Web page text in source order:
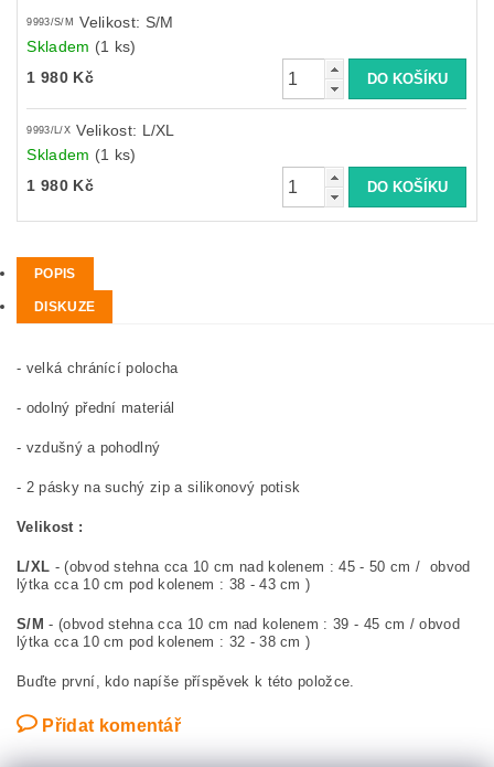
9993/S/M
Velikost: S/M
Skladem (1 ks)
1 980 Kč
9993/L/X Velikost: L/XL
Skladem (1 ks)
1 980 Kč
POPIS
DISKUZE
- velká chránící polocha
- odolný přední materiál
- vzdušný a pohodlný
- 2 pásky na suchý zip a silikonový potisk
Velikost :
L/XL - (obvod stehna cca 10 cm nad kolenem : 45 - 50 cm / obvod
lýtka cca 10 cm pod kolenem : 38 - 43 cm )
S/M - (obvod stehna cca 10 cm nad kolenem : 39 - 45 cm / obvod
lýtka cca 10 cm pod kolenem : 32 - 38 cm )
Buďte první, kdo napíše příspěvek k této položce.
Přidat komentář